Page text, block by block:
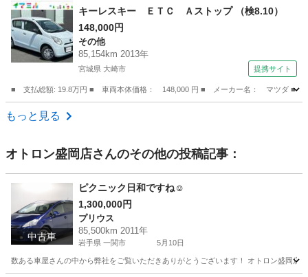
キーレスキー ＥＴＣ Ａストップ （検8.10）
148,000円
その他
85,154km 2013年
宮城県 大崎市 提携サイト
■ 支払総額: 19.8万円 ■ 車両本体価格： 148,000 円 ■ メーカー名： マツダ
宮城 大崎市
もっと見る
オトロン盛岡店さんのその他の投稿記事：
中古車
ピクニック日和ですね☺️
1,300,000円
プリウス
85,500km 2011年
岩手県 一関市 5月10日
数ある車屋さんの中から弊社をご覧いただきありがとうございます！ オトロン盛岡店